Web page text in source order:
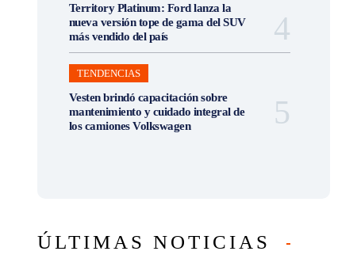
Territory Platinum: Ford lanza la
nueva versión tope de gama del SUV
más vendido del país
TENDENCIAS
Vesten brindó capacitación sobre
mantenimiento y cuidado integral de
los camiones Volkswagen
ÚLTIMAS NOTICIAS